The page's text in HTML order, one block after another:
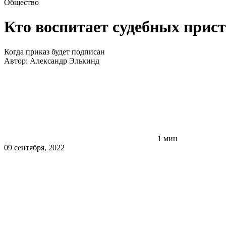
Общество
Кто воспитает судебных
Когда приказ будет подписан
Автор: Александр Элькинд
1 мин
09 сентября, 2022